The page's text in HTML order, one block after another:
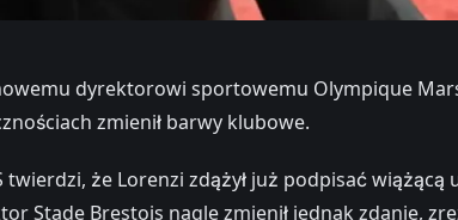
dyrektorowi sportowemu Olympique
zmienił barwy klubowe.
że Lorenzi zdążył już podpisać
Stade Brestois nagle zmienił jednak zdanie,